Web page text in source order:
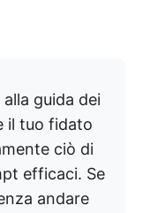
guida dei
il tuo fidato
ciò di
efficaci. Se
andare